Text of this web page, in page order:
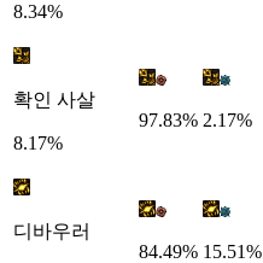
8.34%
확인 사살
8.17%
97.83% 2.17%
디바우러
84.49% 15.51%